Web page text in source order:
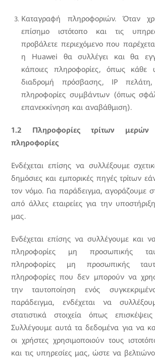
Καταγραφή πληροφοριών. Όταν
επίσημο ιστότοπο και τις
προβάλετε περιεχόμενο που
η Huawei θα συλλέγει και θα
κάποιες πληροφορίες, όπως κάθε
διαδρομή πρόσβασης, IP
πληροφορίες συμβάντων (όπως
επανεκκίνηση και αναβάθμιση).
1.2 Πληροφορίες τρίτων μερών
πληροφορίες
Ενδέχεται επίσης να συλλέξουμε
δημόσιες και εμπορικές πηγές τρίτων
τον νόμο. Για παράδειγμα, αγοράζουμε
από άλλες εταιρείες για την
μας.
Ενδέχεται επίσης να συλλέγουμε και
πληροφορίες μη προσωπικής
πληροφορίες μη προσωπικής
πληροφορίες που δεν μπορούν να
την ταυτοποίηση ενός
παράδειγμα, ενδέχεται να
στατιστικά στοιχεία όπως
Συλλέγουμε αυτά τα δεδομένα για να
οι χρήστες χρησιμοποιούν τους
και τις υπηρεσίες μας, ώστε να